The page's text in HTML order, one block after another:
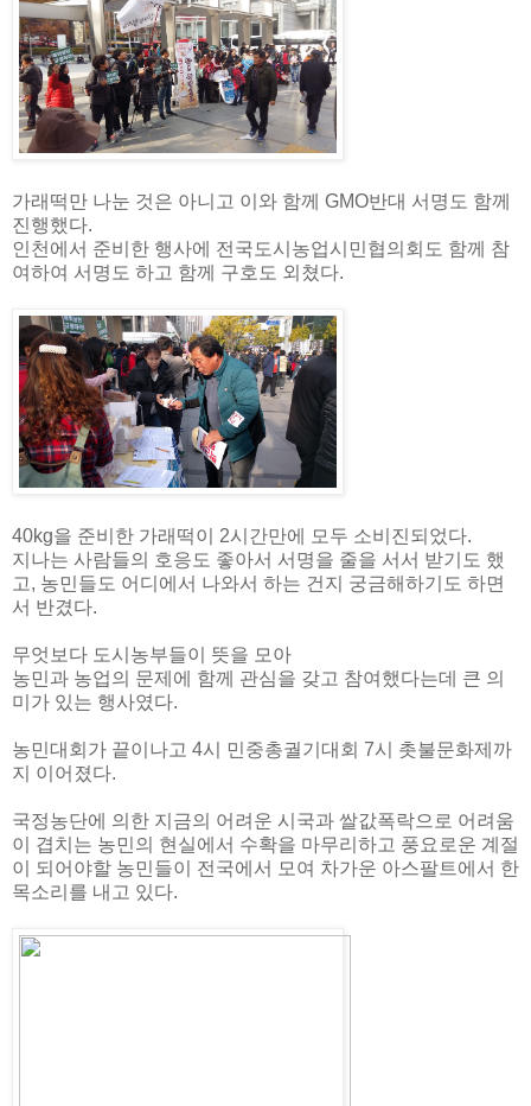
가래떡만 나눈 것은 아니고 이와 함께 GMO반대 서명도 함께
진행했다.
인천에서 준비한 행사에 전국도시농업시민협의회도 함께 참
여하여 서명도 하고 함께 구호도 외쳤다.
40kg을 준비한 가래떡이 2시간만에 모두 소비진되었다.
지나는 사람들의 호응도 좋아서 서명을 줄을 서서 받기도 했
고, 농민들도 어디에서 나와서 하는 건지 궁금해하기도 하면
서 반겼다.
무엇보다 도시농부들이 뜻을 모아
농민과 농업의 문제에 함께 관심을 갖고 참여했다는데 큰 의
미가 있는 행사였다.
농민대회가 끝이나고 4시 민중총궐기대회 7시 촛불문화제까
지 이어졌다.
국정농단에 의한 지금의 어려운 시국과 쌀값폭락으로 어려움
이 겹치는 농민의 현실에서 수확을 마무리하고 풍요로운 계절
이 되어야할 농민들이 전국에서 모여 차가운 아스팔트에서 한
목소리를 내고 있다.